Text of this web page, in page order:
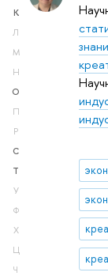
К
Л
М
Н
О
П
Р
С
Т
У
Ф
Х
Ц
Ч